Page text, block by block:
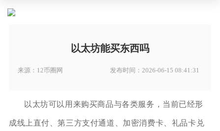
以太坊能买东西吗
来源：12币圈网 发布时间：2026-06-15 08:41:31
以太坊可以用来购买商品与各类服务，当前已经形
成线上直付、第三方支付通道、加密消费卡、礼品卡兑